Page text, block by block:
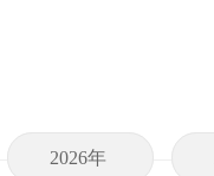
2026年